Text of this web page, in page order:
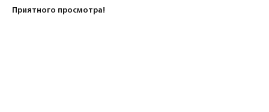
Приятного просмотра!